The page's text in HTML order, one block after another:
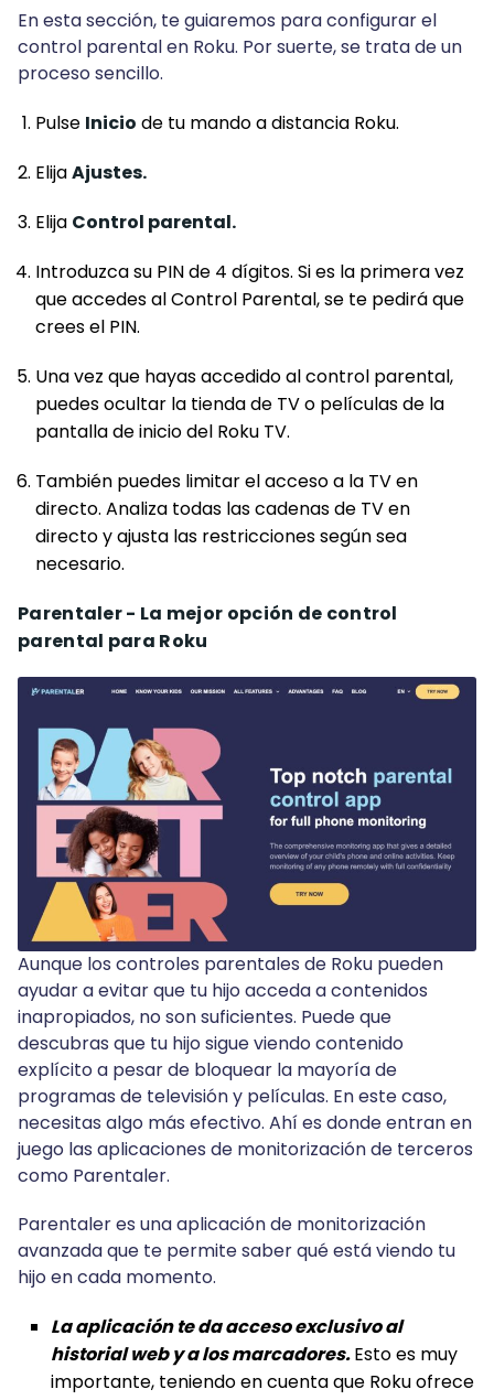
En esta sección, te guiaremos para configurar el
control parental en Roku. Por suerte, se trata de un
proceso sencillo.
Pulse Inicio de tu mando a distancia Roku.
ElijaAjustes.
Elija Control parental.
Introduzca su PIN de 4 dígitos. Si es la primera vez
que accedes al Control Parental, se te pedirá que
crees el PIN.
Una vez que hayas accedido al control parental,
puedes ocultar la tienda de TV o películas de la
pantalla de inicio del Roku TV.
También puedes limitar el acceso a la TV en
directo. Analiza todas las cadenas de TV en
directo y ajusta las restricciones según sea
necesario.
Parentaler - La mejor opción de control
parental para Roku
Aunque los controles parentales de Roku pueden
ayudar a evitar que tu hijo acceda a contenidos
inapropiados, no son suficientes. Puede que
descubras que tu hijo sigue viendo contenido
explícito a pesar de bloquear la mayoría de
programas de televisión y películas. En este caso,
necesitas algo más efectivo. Ahí es donde entran en
juego las aplicaciones de monitorización de terceros
como Parentaler.
Parentaler es una aplicación de monitorización
avanzada que te permite saber qué está viendo tu
hijo en cada momento.
La aplicación te da acceso exclusivo al
historial web y a los marcadores.Esto es muy
importante, teniendo en cuenta que Roku ofrece